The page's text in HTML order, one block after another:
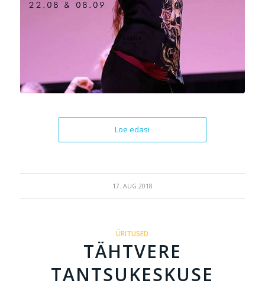
Loe edasi
17. AUG 2018
ÜRITUSED
TÄHTVERE
TANTSUKESKUSE